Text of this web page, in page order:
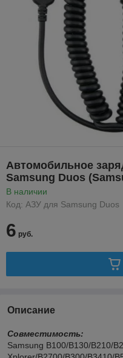
Автомобильное
Samsung Duos
В наличии
Код: АЗУ для Samsung Duos
6 руб.
Описание
Совместимость:
Samsung B100/B130/B210/